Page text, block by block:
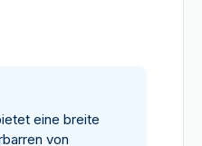
eine breite
von